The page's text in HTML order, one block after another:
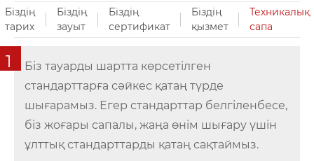
Біздің
тарих
Біздің
зауыт
Біздің
сертификат
Біздің
қызмет
Техникалық
сапа
1
Біз тауарды шартта көрсетілген
стандарттарға сәйкес қатаң түрде
шығарамыз. Егер стандарттар белгіленбесе,
біз жоғары сапалы, жаңа өнім шығару үшін
ұлттық стандарттарды қатаң сақтаймыз.